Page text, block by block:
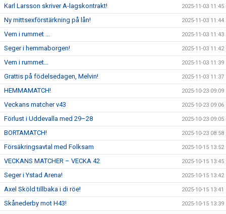
Karl Larsson skriver A-lagskontrakt! 2025-11-03 11:45
Ny mittsexförstärkning på lån! 2025-11-03 11:44
Vem i rummet ... 2025-11-03 11:43
Seger i hemmaborgen! 2025-11-03 11:42
Vem i rummet… 2025-11-03 11:39
Grattis på födelsedagen, Melvin! 2025-11-03 11:37
HEMMAMATCH! 2025-10-23 09:09
Veckans matcher v43 2025-10-23 09:06
Förlust i Uddevalla med 29–28 2025-10-23 09:05
BORTAMATCH! 2025-10-23 08:58
Försäkringsavtal med Folksam 2025-10-15 13:52
VECKANS MATCHER – VECKA 42 2025-10-15 13:45
Seger i Ystad Arena! 2025-10-15 13:42
Axel Sköld tillbaka i di röe! 2025-10-15 13:41
Skånederby mot H43! 2025-10-15 13:39